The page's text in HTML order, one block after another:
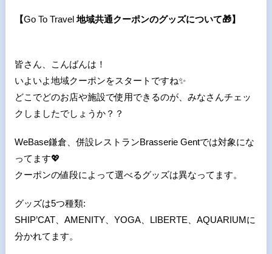
【Go To Travel地域共通クーポンのグッズについて🎁】
皆さん、こんばんは！
いよいよ地域クーポンをスタートですね✨
どこでどのお店や施設で使用できるのが、みなさんチェッ
クしましたでしょうか？？
WeBase鎌倉、併設レストランBrasserie Gentでは対象にな
ってます💖
クーポンの値段によって選べるグッズは異なってます。
グッズは5つ種類:
SHIP’CAT、AMENITY、YOGA、LIBERTE、AQUARIUMに
分かれてます。